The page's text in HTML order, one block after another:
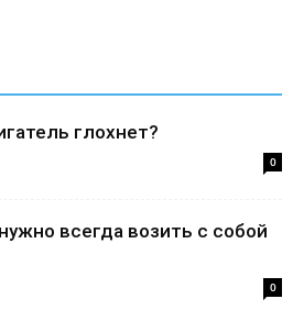
глохнет?
0
всегда возить с собой
0